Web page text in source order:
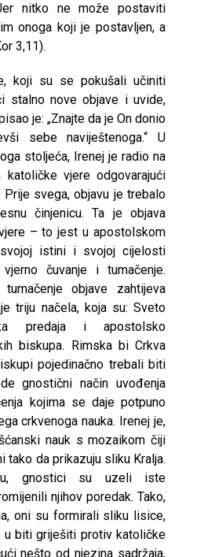
nitko ne može postaviti
onoga koji je postavljen, a
3,11).
koji su se pokušali učiniti
stalno nove objave i uvide,
je: „Znajte da je On donio
sebe naviještenoga.“ U
stoljeća, Irenej je radio na
katoličke vjere odgovarajući
svega, objavu je trebalo
činjenicu. Ta je objava
– to jest u apostolskom
istini i svojoj cijelosti
čuvanje i tumačenje.
objave zahtijeva
triju načela, koja su: Sveto
predaja i apostolsko
biskupa. Rimska bi Crkva
pojedinačno trebali biti
gnostični način uvođenja
kojima se daje potpuno
crkvenoga nauka. Irenej je,
nauk s mozaikom čiji
tako da prikazuju sliku Kralja.
gnostici su uzeli iste
njihov poredak. Tako,
oni su formirali sliku lisice,
u biti griješiti protiv katoličke
nešto od njezina sadržaja,